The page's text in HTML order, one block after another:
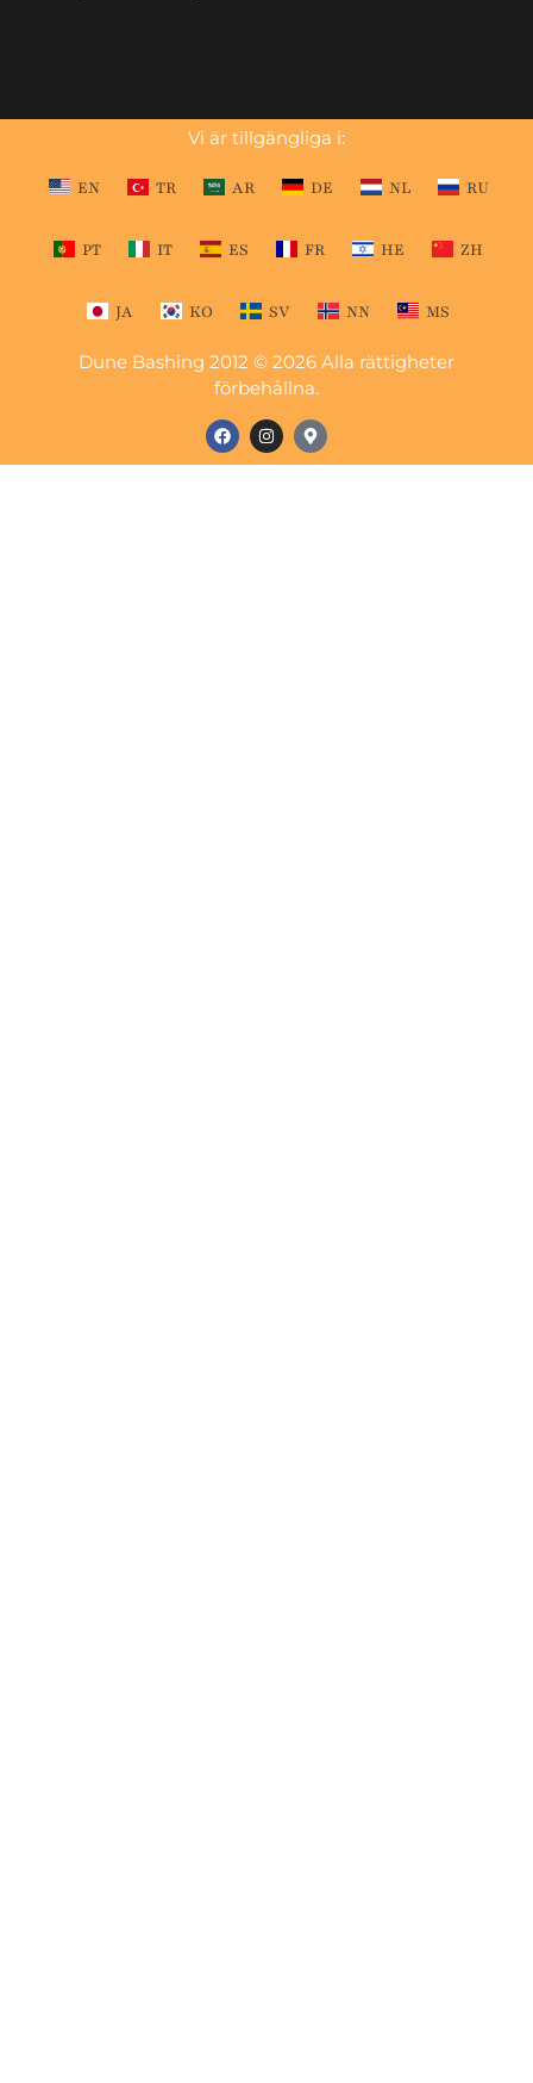
Vi är tillgängliga i:
EN TR AR DE NL RU
PT IT ES FR HE ZH
JA KO SV NN MS
Dune Bashing 2012 © 2026 Alla rättigheter
förbehållna.